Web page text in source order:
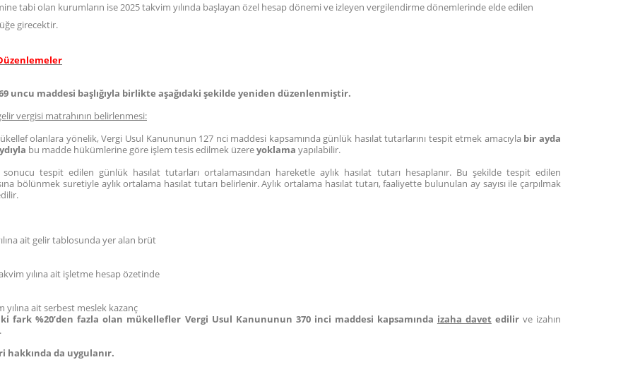
tabi olan kurumların ise 2025 takvim yılında başlayan özel hesap dönemi ve izleyen vergilendirme dönemlerinde elde edilen
girecektir.
uncu maddesi başlığıyla birlikte aşağıdaki şekilde yeniden düzenlenmiştir.
vergisi matrahının belirlenmesi:
olanlara yönelik, Vergi Usul Kanununun 127 nci maddesi kapsamında günlük hasılat tutarlarını tespit etmek amacıyla bir ayda
bu madde hükümlerine göre işlem tesis edilmek üzereyoklama yapılabilir.
tespit edilen günlük hasılat tutarları ortalamasından hareketle aylık hasılat tutarı hesaplanır. Bu şekilde tespit edilen
bölünmek suretiyle aylık ortalama hasılat tutarı belirlenir. Aylık ortalama hasılat tutarı, faaliyette bulunulan ay sayısı ile çarpılmak
ait gelir tablosunda yer alan brüt
yılına ait işletme hesap özetinde
ait serbest meslek kazanç
fark %20’den fazla olan mükellefler Vergi Usul Kanununun 370 inci maddesi kapsamında izaha davet edilir ve izahın
da uygulanır.